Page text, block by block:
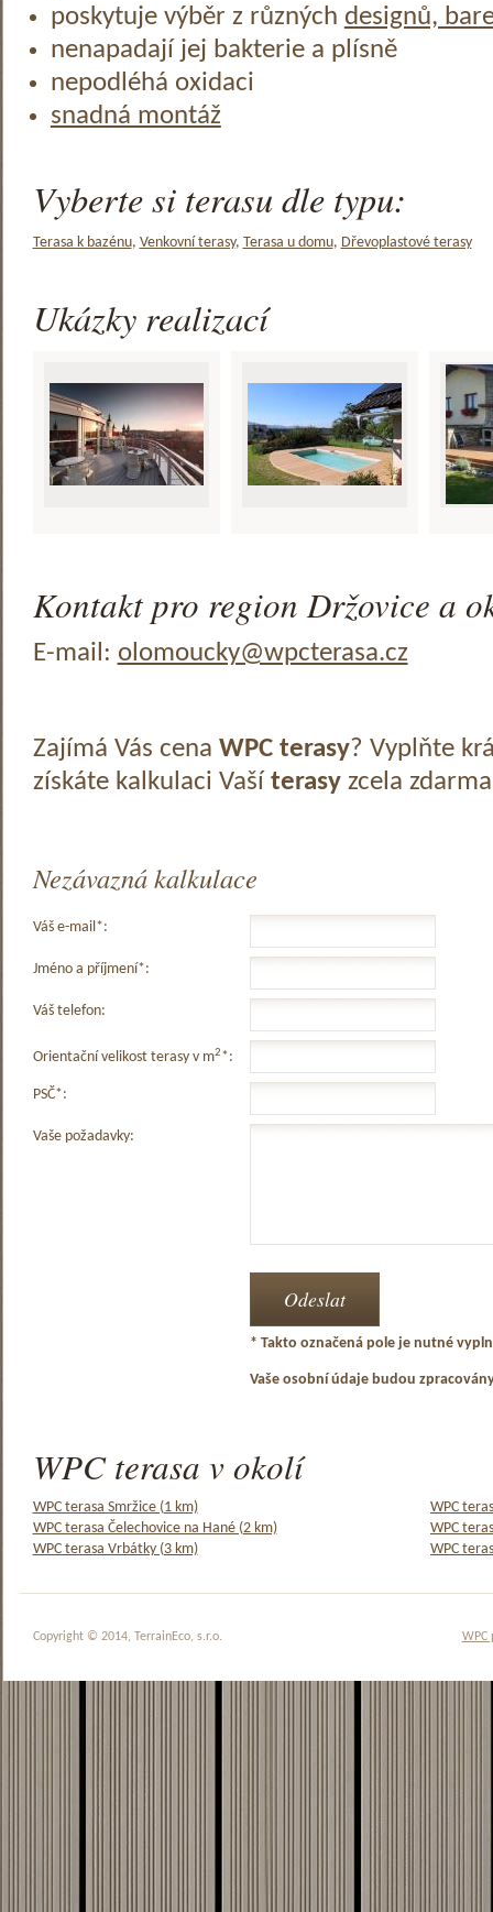
poskytuje výběr z různých designů,
nenapadají jej bakterie a plísně
nepodléhá oxidaci
snadná montáž
Vyberte si terasu dle typu:
Terasa k bazénu, Venkovní terasy, Terasa u domu, Dřevoplastové terasy
Ukázky realizací
Kontakt pro region Držovice a
E-mail: olomoucky@wpcterasa.cz
Zajímá Vás cena WPC terasy? Vyplňte
získáte kalkulaci Vaší terasyzcela
Nezávazná kalkulace
Váš e-mail*:
Jméno a příjmení*:
Váš telefon:
Orientační velikost terasy v m2*:
PSČ*:
Vaše požadavky:
* Takto označená pole je nutné
Vaše osobní údaje budou
WPC terasa v okolí
WPC terasa Smržice (1 km)
WPC
WPC terasa Čelechovice na Hané (2 km)
WPC
WPC terasa Vrbátky (3 km)
WPC
WPC
Copyright © 2014, TerrainEco, s.r.o.